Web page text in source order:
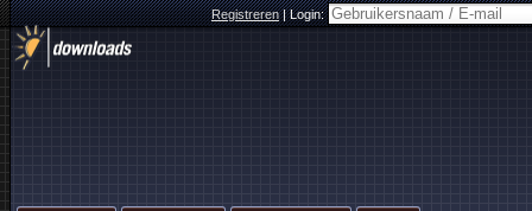
Registreren|Login: